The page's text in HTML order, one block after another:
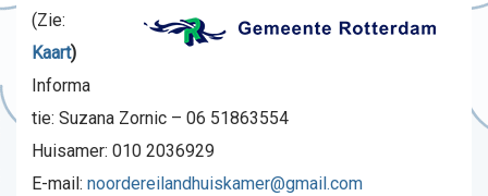
(Zie:
Kaart)
Informa
tie: Suzana Zornic – 06 51863554
Huisamer: 010 2036929
E-mail: noordereilandhuiskamer@gmail.com